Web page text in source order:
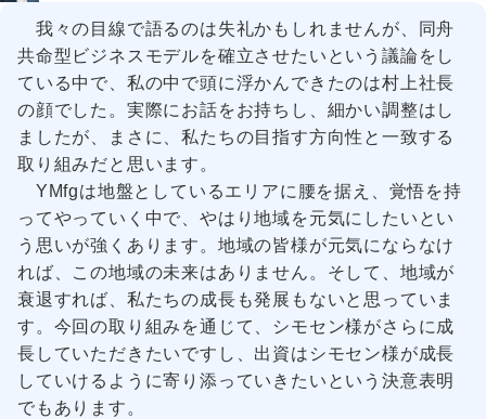
我々の目線で語るのは失礼かもしれませんが、同舟
共命型ビジネスモデルを確立させたいという議論をし
ている中で、私の中で頭に浮かんできたのは村上社長
の顔でした。実際にお話をお持ちし、細かい調整はし
ましたが、まさに、私たちの目指す方向性と一致する
取り組みだと思います。
YMfgは地盤としているエリアに腰を据え、覚悟を持
ってやっていく中で、やはり地域を元気にしたいとい
う思いが強くあります。地域の皆様が元気にならなけ
れば、この地域の未来はありません。そして、地域が
衰退すれば、私たちの成長も発展もないと思っていま
す。今回の取り組みを通じて、シモセン様がさらに成
長していただきたいですし、出資はシモセン様が成長
していけるように寄り添っていきたいという決意表明
でもあります。